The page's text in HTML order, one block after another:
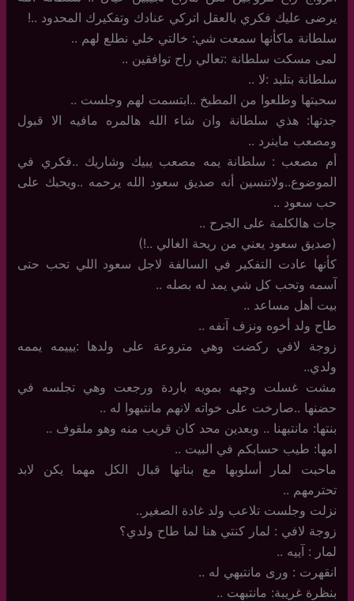
يرضى عليك فكري بالعقل اتركي عنادك وتفكيرك المحدود ..!
سلطانة ماكأنها سمعت شي: خالتي خلي نطلع لهم ..
لمى مسكت سلطانة :تعالي راح توافقين ..
سلطانة بتلبد :لا ..
سحبتها وطلعوا من المطبخ ..ابتسمت لهم وجلست ..
جدتها: هذي سلطانة وان شاء الله هالمره مافيه الا قبول
ومصعب ماينرد ..
أم مصعب : سلطانة يمه مصعب يبيك وشاريك ..فكري في
الموضوع..ولاتنسين أنه صديق سعود الله يرحمه ..ويحبك على
حب سعود ..
جات هالكلمة على الجرح ..
(صديق سعود يعني من ريحة الغالي ..!)
كأنها عادت التفكير في السالفة لاجل سعود اللي تحب حتى
آسمه وتحب كل شي يمد له بصله ..
بيت أهل مساعد ..
طاح ولد أخوه ونزف آنفه ..
زوجة لافي ركضت وهي متروعة على ولدها :يييمه يممه
ولدي..
مشت غسلت وجهه بمويه باردة ورجعت وهي تجلسه في
حضنها ..صارخت على خواته لانهم مانتبهوا له ..
بنتها: مانتبهنا .. وبعدين محد كان قريب منه وهو ملقوف ..
امها: طيب حسابكم في البيت ..
ماحبت لمار أسلوبها مع بناتها قبال الكل مهما يكن لابد
تحترمهم ..
نزلت وجلست تلاعب ولد غادة الصغير..
زوجة لافي : لمار كنتي هنا لما طاح ولدي؟
لمار : آييه ..
انقهرت : ورى مانتبهي له ..
بنظرة غريبة: مانتبهت ..